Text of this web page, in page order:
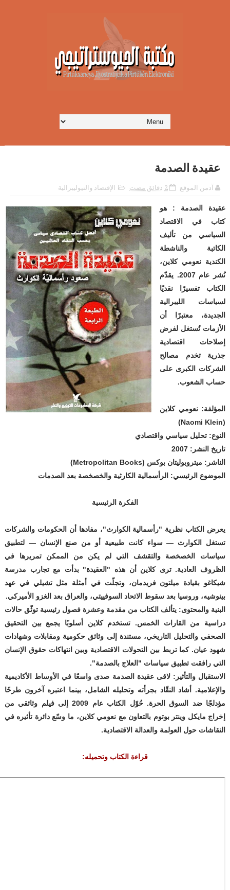
عقيدة الصدمة
آدمن الموقع 2 دقائق مضت الإقتصاد والنيوليبرالية
عقيدة الصدمة : هو
كتاب في الاقتصاد
السياسي من تأليف
الكاتبة والناشطة
الكندية نعومي كلاين،
نُشر عام 2007. يقدّم
الكتاب تفسيرًا نقديًا
لسياسات الليبرالية
الجديدة، معتبرًا أن
الأزمات تُستغل لفرض
إصلاحات اقتصادية
جذرية تخدم مصالح
الشركات الكبرى على
حساب الشعوب.
المؤلفة: نعومي كلاين
(Naomi Klein)
النوع: تحليل سياسي واقتصادي
تاريخ النشر: 2007
الناشر: ميتروبوليتان بوكس (Metropolitan Books)
الموضوع الرئيسي: الرأسمالية الكارثية والخصخصة بعد الصدمات
الفكرة الرئيسية
يعرض الكتاب نظرية "رأسمالية الكوارث"، مفادها أن الحكومات والشركات
تستغل الكوارث — سواء كانت طبيعية أو من صنع الإنسان — لتطبيق
سياسات الخصخصة والتقشف التي لم يكن من الممكن تمريرها في
الظروف العادية. ترى كلاين أن هذه "العقيدة" بدأت مع تجارب مدرسة
شيكاغو بقيادة ميلتون فريدمان، وتجلّت في أمثلة مثل تشيلي في عهد
بينوشيه، وروسيا بعد سقوط الاتحاد السوفييتي، والعراق بعد الغزو الأميركي.
البنية والمحتوى: يتألف الكتاب من مقدمة وعشرة فصول رئيسية توثّق حالات
دراسية من القارات الخمس. تستخدم كلاين أسلوبًا يجمع بين التحقيق
الصحفي والتحليل التاريخي، مستندة إلى وثائق حكومية ومقابلات وشهادات
شهود عيان. كما تربط بين التحولات الاقتصادية وبين انتهاكات حقوق الإنسان
التي رافقت تطبيق سياسات "العلاج بالصدمة".
الاستقبال والتأثير : لاقى عقيدة الصدمة صدى واسعًا في الأوساط الأكاديمية
والإعلامية. أشاد النقّاد بجرأته وتحليله الشامل، بينما اعتبره آخرون طرحًا
مؤدلجًا ضد السوق الحرة. حُوّل الكتاب عام 2009 إلى فيلم وثائقي من
إخراج مايكل وينتر بوتوم بالتعاون مع نعومي كلاين، ما وسّع دائرة تأثيره في
النقاشات حول العولمة والعدالة الاقتصادية.
قراءة الكتاب وتحميله: